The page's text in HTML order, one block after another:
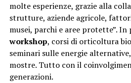
molte esperienze, grazie alla
strutture, aziende agricole,
musei, parchi e aree protette”. In
workshop, corsi di orticoltura
seminari sulle energie
mostre. Tutto con il
generazioni.